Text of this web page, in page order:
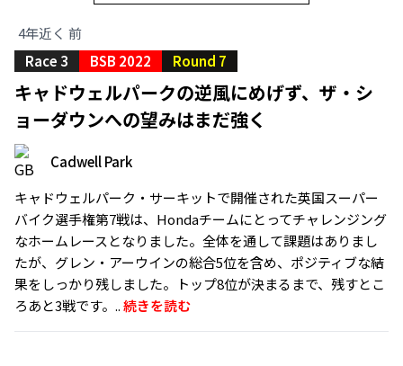
4年近く 前
Race 3
BSB 2022 Round 7
キャドウェルパークの逆風にめげず、ザ・シ
ョーダウンへの望みはまだ強く
Cadwell Park
キャドウェルパーク・サーキットで開催された英国スーパー
バイク選手権第7戦は、Hondaチームにとってチャレンジング
なホームレースとなりました。全体を通して課題はありまし
たが、グレン・アーウインの総合5位を含め、ポジティブな結
果をしっかり残しました。トップ8位が決まるまで、残すとこ
ろあと3戦です。..続きを読む